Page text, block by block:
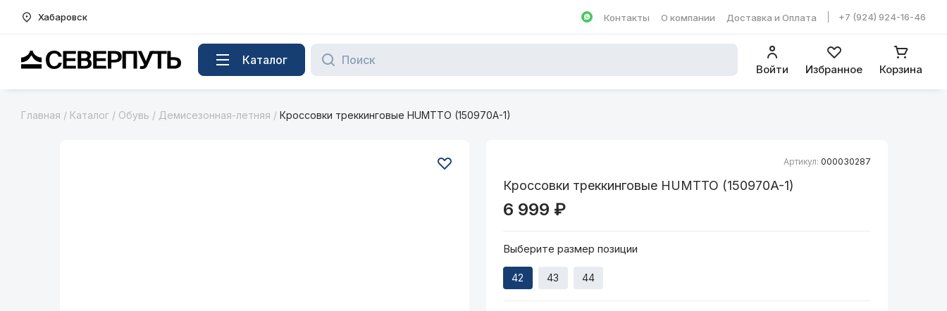
Хабаровск
Написать в WhatsApp
Контакты О компании Доставка и Оплата +7 (924) 924-16-46
Вернуться на главную страницу Каталог
Войти Избранное Корзина
Главная / Каталог / Обувь / Демисезонная-летняя / Кроссовки треккинговые HUMTTO (150970A-1)
Артикул: 000030287
Кроссовки треккинговые HUMTTO (150970A-1)
6 999 ₽
Выберите размер позиции
42 43 44